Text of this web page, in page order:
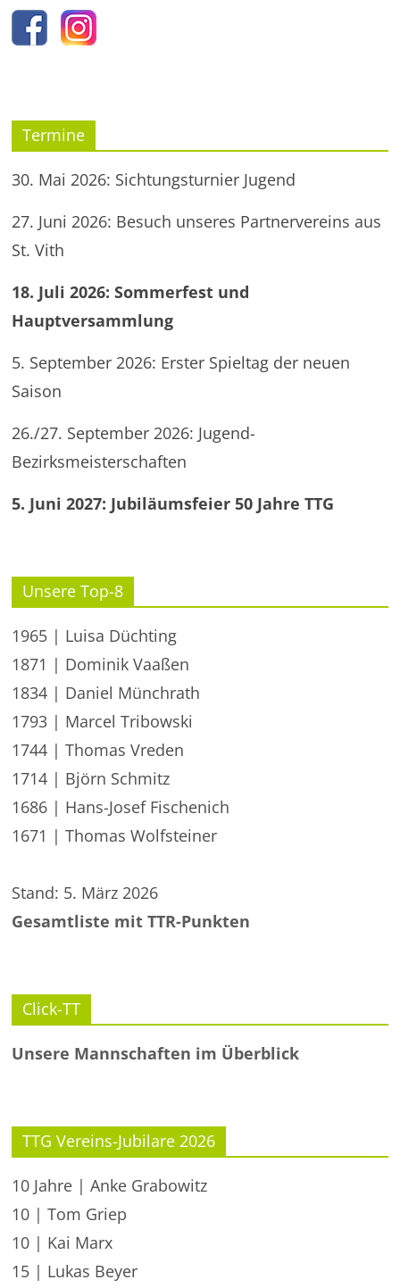
Termine
30. Mai 2026: Sichtungsturnier Jugend
27. Juni 2026: Besuch unseres Partnervereins aus
St. Vith
18. Juli 2026: Sommerfest und
Hauptversammlung
5. September 2026: Erster Spieltag der neuen
Saison
26./27. September 2026: Jugend-
Bezirksmeisterschaften
5. Juni 2027: Jubiläumsfeier 50 Jahre TTG
Unsere Top-8
1965 | Luisa Düchting
1871 | Dominik Vaaßen
1834 | Daniel Münchrath
1793 | Marcel Tribowski
1744 | Thomas Vreden
1714 | Björn Schmitz
1686 | Hans-Josef Fischenich
1671 | Thomas Wolfsteiner
Stand: 5. März 2026
Gesamtliste mit TTR-Punkten
Click-TT
Unsere Mannschaften im Überblick
TTG Vereins-Jubilare 2026
10 Jahre | Anke Grabowitz
10 | Tom Griep
10 | Kai Marx
15 | Lukas Beyer